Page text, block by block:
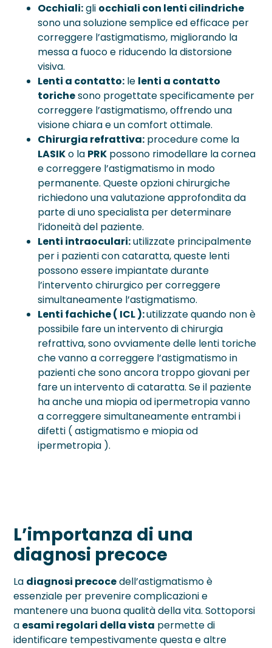
Occhiali:gli occhiali con lenti cilindriche
sono una soluzione semplice ed efficace per
correggere l’astigmatismo, migliorando la
messa a fuoco e riducendo la distorsione
visiva.
Lenti a contatto: le lenti a contatto
torichesono progettate specificamente per
correggere l’astigmatismo, offrendo una
visione chiara e un comfort ottimale.
Chirurgia refrattiva: procedure come la
LASIKo la PRK possono rimodellare la cornea
e correggere l’astigmatismo in modo
permanente. Queste opzioni chirurgiche
richiedono una valutazione approfondita da
parte di uno specialista per determinare
l’idoneità del paziente.
Lenti intraoculari:utilizzate principalmente
per i pazienti con cataratta, queste lenti
possono essere impiantate durante
l’intervento chirurgico per correggere
simultaneamente l’astigmatismo.
Lenti fachiche ( ICL ):utilizzate quando non è
possibile fare un intervento di chirurgia
refrattiva, sono ovviamente delle lenti toriche
che vanno a correggere l’astigmatismo in
pazienti che sono ancora troppo giovani per
fare un intervento di cataratta. Se il paziente
ha anche una miopia od ipermetropia vanno
a correggere simultaneamente entrambi i
difetti ( astigmatismo e miopia od
ipermetropia ).
L’importanza di una
diagnosi precoce
La diagnosi precocedell’astigmatismo è
essenziale per prevenire complicazioni e
mantenere una buona qualità della vita. Sottoporsi
a esami regolari della vista permette di
identificare tempestivamente questa e altre